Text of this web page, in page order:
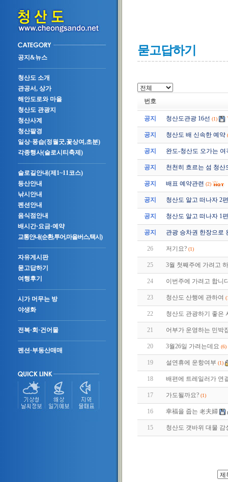
공지&뉴스
청산도 소개
관공서, 상가
해안도로와 마을
청산도 관광지
청산사계
청산팔경
일상·풍습(정월굿,꽃상여,초분)
각종행사(슬로시티축제)
슬로길안내(제1~11코스)
등산안내
낚시안내
펜션안내
음식점안내
배시간·요금·예약
교통안내(순환,투어,마을버스,택시)
자유게시판
묻고답하기
여행후기
시가 머무는 방
야생화
전복·회·건어물
펜션·부동산매매
묻고답하기
번호
공지 청산도관광 16선 (1)
공지 청산도 배 신속한 예약
공지 완도-청산도 오가는
공지 천천히 흐르는 섬 청산
공지 배표 예약관련 (2)
공지 청산도 알고 떠나자 2
공지 청산도 알고 떠나자 1
공지 관광 승차권 한장으로
26 저기요? (1)
25 3월 첫째주에 가려고
24 이번주에 가려고 합니
23 청산도 산행에 관하여
22 청산도 관광하기 좋은
21 어부가 운영하는 민박
20 3월26일 가려는데요 (6)
19 설연휴에 운항여부 (1)
18 배편에 트레일러가 연
17 가도될까요? (1)
16 幸福을 줍는 老夫婦
15 청산도 갯바위 대물 감